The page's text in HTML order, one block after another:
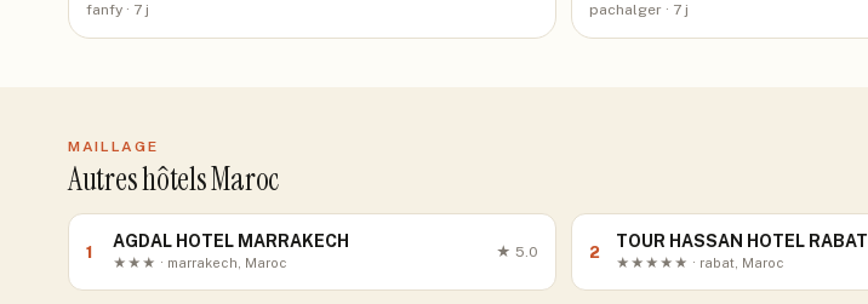
fanfy · 7 j pachalger· 7 j
MAILLAGE
Autres hôtels Maroc
1
AGDAL HOTEL MARRAKECH
★★★ · marrakech, Maroc
★ 5.0 2
TOUR HASSAN HOTEL RABAT
★★★★★ · rabat, Maroc